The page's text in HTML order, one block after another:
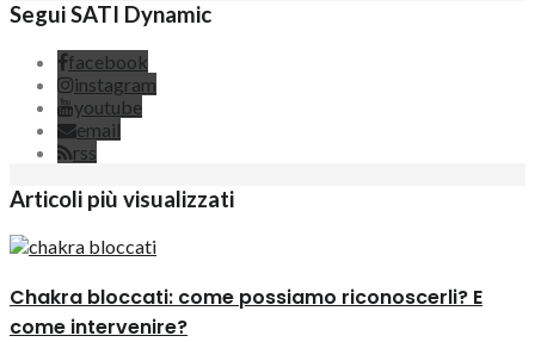
Segui SATI Dynamic
facebook
instagram
youtube
email
rss
Articoli più visualizzati
Chakra bloccati: come possiamo riconoscerli? E
come intervenire?